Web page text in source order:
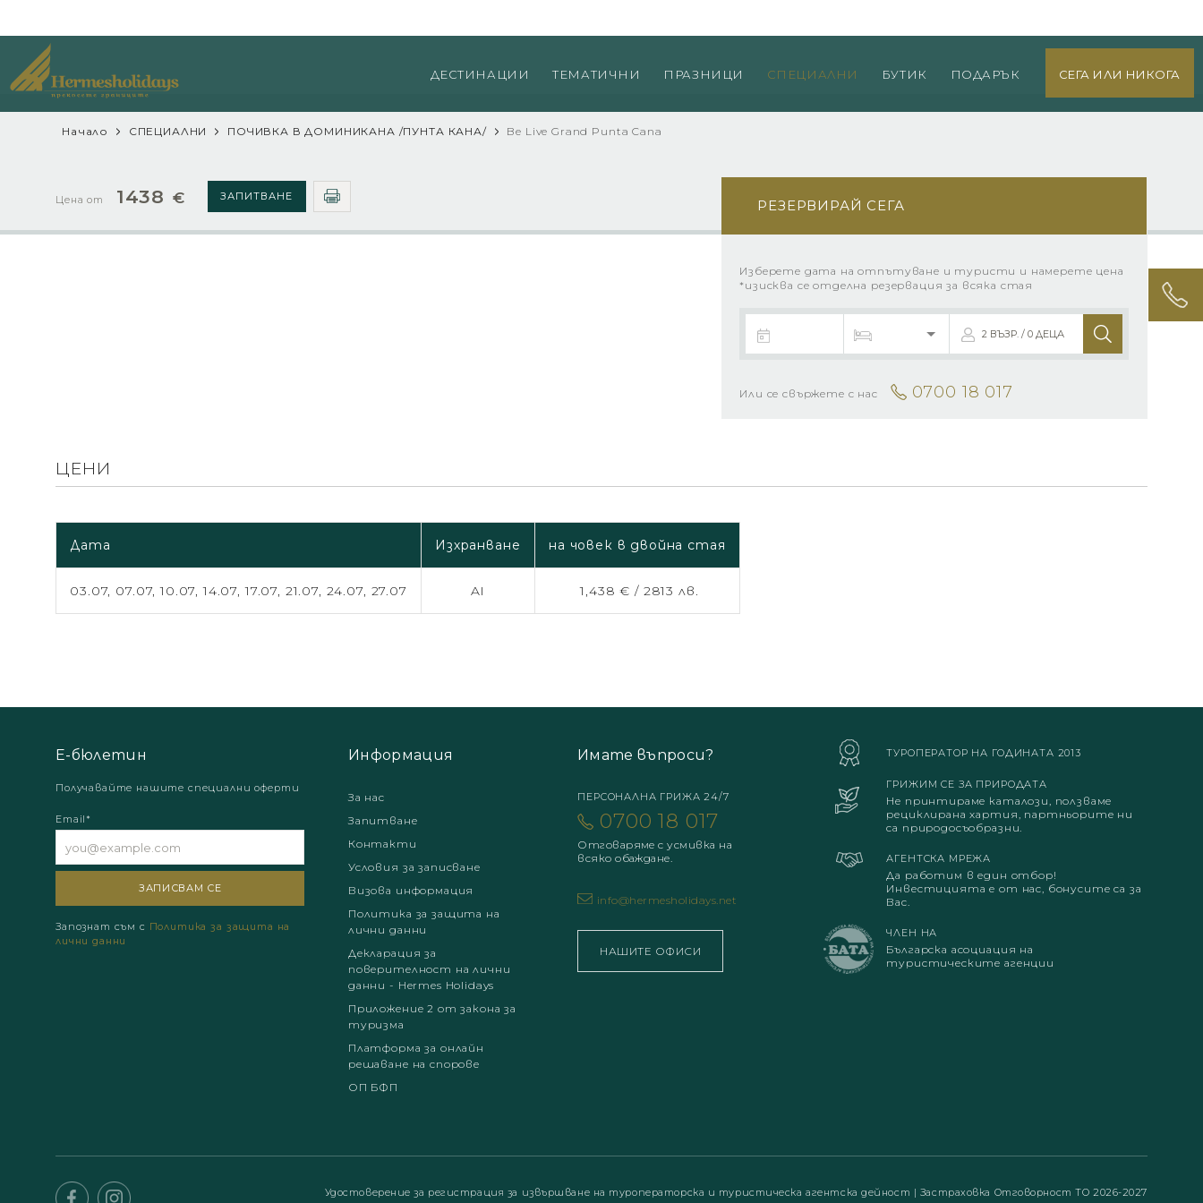
СЕГА ИЛИ НИКОГА
ДЕСТИНАЦИИ ТЕМАТИЧНИ ПРАЗНИЦИ СПЕЦИАЛНИ БУТИК ПОДАРЪК
Начало СПЕЦИАЛНИ ПОЧИВКА В ДОМИНИКАНА /ПУНТА КАНА/ Be Live Grand Punta Cana
Цена от 1438 € ЗАПИТВАНЕ
РЕЗЕРВИРАЙ СЕГА
Изберете дата на отпътуване и туристи и намерете цена
*изисква се отделна резервация за всяка стая
2 ВЪЗР. / 0 ДЕЦА
Или се свържете с нас 0700 18 017
ЦЕНИ
Дата Изхранване на човек в двойна стая
03.07, 07.07,10.07,14.07,17.07, 21.07, 24.07, 27.07 AI 1,438 € / 2813 лв.
Е-бюлетин
Получавайте нашите специални оферти
Email*
Запознат съм с Политика за защита на
лични данни
Информация
За нас
Запитване
Контакти
Условия за записване
Визова информация
Политика за защита на
лични данни
Декларация за
поверителност на лични
данни - Hermes Holidays
Приложение 2 от закона за
туризма
Платформа за онлайн
решаване на спорове
ОП БФП
Имате въпроси?
ПЕРСОНАЛНА ГРИЖА 24/7
0700 18 017
Отговаряме с усмивка на
всяко обаждане.
info@hermesholidays.net
НАШИТЕ ОФИСИ
ТУРОПЕРАТОР НА ГОДИНАТА 2013
ГРИЖИМ СЕ ЗА ПРИРОДАТА
Не принтираме каталози, ползваме
рециклирана хартия, партньорите ни
са природосъобразни.
АГЕНТСКА МРЕЖА
Да работим в един отбор!
Инвестицията е от нас, бонусите са за
Вас.
ЧЛЕН НА
Българска асоциация на
туристическите агенции
Удостоверение за регистрация за извършване на туроператорска и туристическа агентска дейност | Застраховка Отговорност ТО 2026-2027